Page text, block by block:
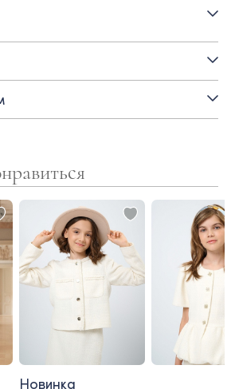
моментов, когда важны не только
с детства.
Новинка